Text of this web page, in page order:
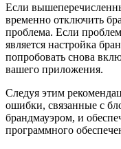
Если
временно отключить
проблема. Если
является настройка
попробовать снова
вашего приложения.
Следуя этим
ошибки, связанные с
брандмауэром, и
программного